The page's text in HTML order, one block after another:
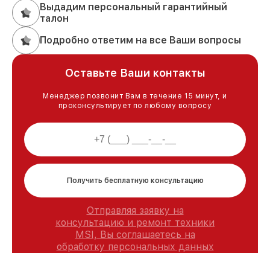
Выдадим персональный гарантийный
талон
Подробно ответим на все Ваши вопросы
Оставьте Ваши контакты
Менеджер позвонит Вам в течение 15 минут, и
проконсультирует по любому вопросу
Получить бесплатную консультацию
Отправляя заявку на
консультацию и ремонт техники
MSI, Вы соглашаетесь на
обработку персональных данных